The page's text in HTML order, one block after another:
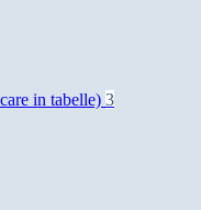
in tabelle) 3